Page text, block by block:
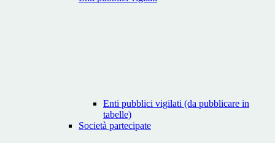
Enti pubblici vigilati (da pubblicare in
tabelle)
Società partecipate